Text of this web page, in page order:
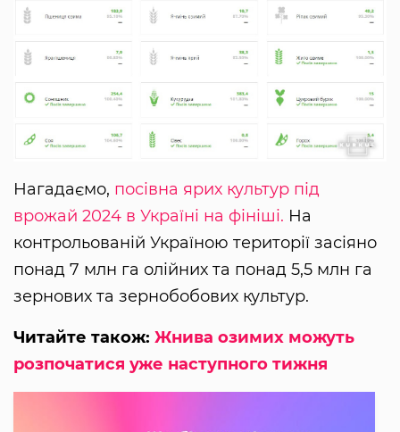
Нагадаємо, посівна ярих культур під
врожай 2024 в Україні на фініші. На
контрольованій Україною території засіяно
понад 7 млн га олійних та понад 5,5 млн га
зернових та зернобобових культур.
Читайте також: Жнива озимих можуть
розпочатися уже наступного тижня